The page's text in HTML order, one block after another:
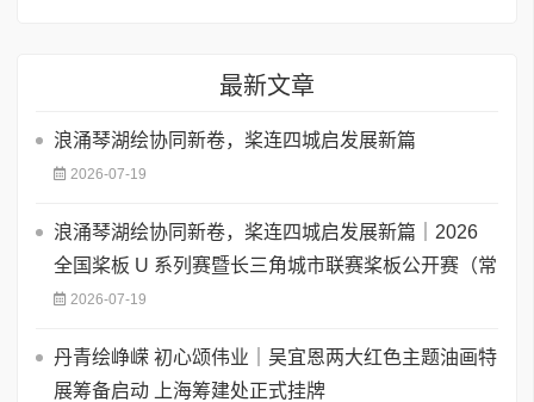
最新文章
浪涌琴湖绘协同新卷，桨连四城启发展新篇
2026-07-19
浪涌琴湖绘协同新卷，桨连四城启发展新篇｜2026
全国桨板 U 系列赛暨长三角城市联赛桨板公开赛（常
2026-07-19
丹青绘峥嵘 初心颂伟业｜吴宜恩两大红色主题油画特
展筹备启动 上海筹建处正式挂牌